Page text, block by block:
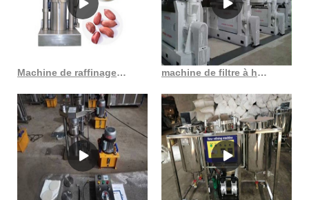
Machine de raffinage d’huile de coton brute au Congo Démocratie machine de filtre à huile de friteuse – équipement de restaurant vulcan